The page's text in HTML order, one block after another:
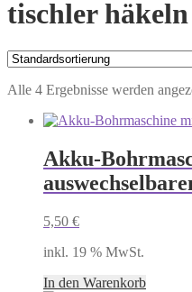
tischler häkeln
Alle 4 Ergebnisse werden
Akku-
5,50 €
inkl. 19 % MwSt.
In den Warenkorb